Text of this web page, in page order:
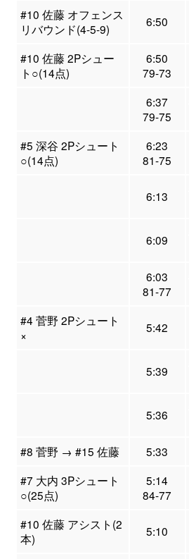
#10 佐藤 オフェンス
リバウンド(4-5-9)
6:50
#10 佐藤 2Pシュー
ト○(14点)
6:50
79-73
6:37
79-75
#5 深谷 2Pシュート
○(14点)
6:23
81-75
6:13
6:09
6:03
81-77
#4 菅野 2Pシュート
×
5:42
5:39
5:36
#8 菅野 → #15 佐藤
5:33
#7 大内 3Pシュート
○(25点)
5:14
84-77
#10 佐藤 アシスト(2
本)
5:10